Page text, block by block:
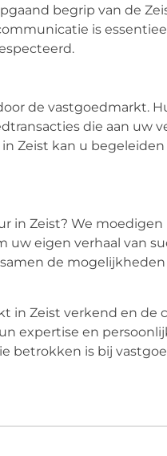
begrip van de
is
de vastgoedmarkt.
die aan uw
Zeist kan u
in Zeist? We moedigen
eigen verhaal van
de
in Zeist verkend en de
expertise en
betrokken is bij